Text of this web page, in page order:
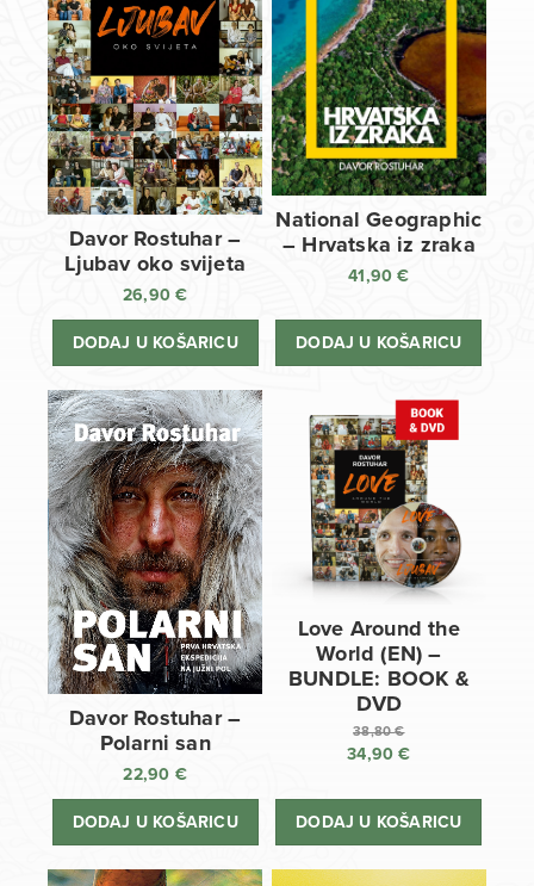
Davor Rostuhar –
Ljubav oko svijeta
26,90€
DODAJ U KOŠARICU
National Geographic
– Hrvatska iz zraka
41,90€
DODAJ U KOŠARICU
Davor Rostuhar –
Polarni san
22,90 €
DODAJ U KOŠARICU
Love Around the
World (EN) –
BUNDLE: BOOK &
DVD
38,80€
Izvorna
bila
34,90€
cijena
DODAJ U KOŠARICU